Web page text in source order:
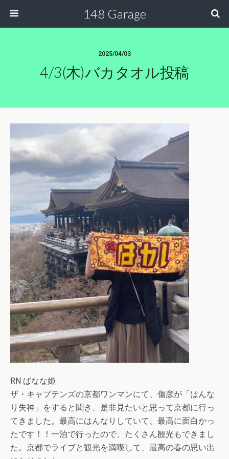
148 Garage
2025/04/03
4/3(木)バカタオル投稿
RN ばなな姫
ザ・キャプテンズの京都ワンマンにて、傷彦が「はんな
り失神」をすると聞き、是非見たいと思って京都に行っ
てきました。最高にはんなりしていて、最高に面白かっ
たです！！一泊で行ったので、たくさん観光もできまし
た。京都でライブと観光を満喫して、最高の春の思い出